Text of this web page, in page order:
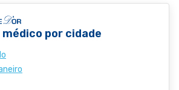
por cidade